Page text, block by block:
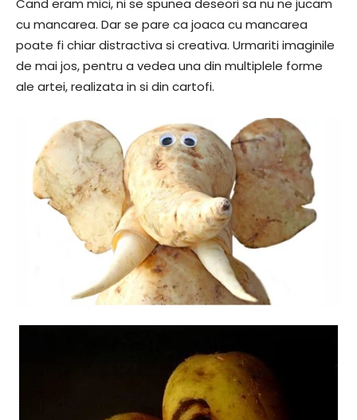
Cand eram mici, ni se spunea deseori sa nu ne jucam
cu mancarea. Dar se pare ca joaca cu mancarea
poate fi chiar distractiva si creativa. Urmariti imaginile
de mai jos, pentru a vedea una din multiplele forme
ale artei, realizata in si din cartofi.